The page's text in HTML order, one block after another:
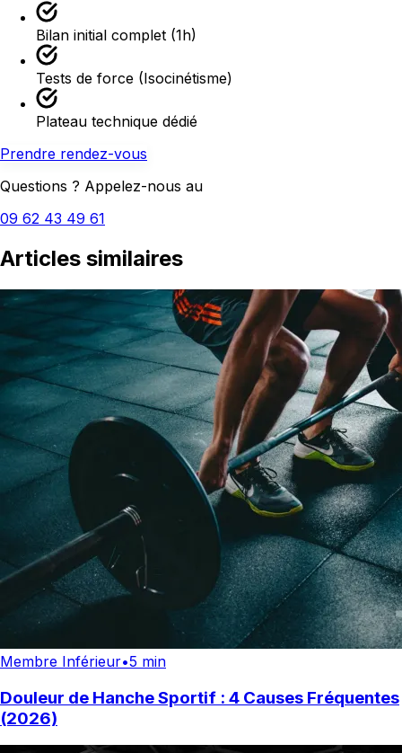
Bilan initial complet (1h)
Tests de force (Isocinétisme)
Plateau technique dédié
Prendre rendez-vous
Questions ? Appelez-nous au
09 62 43 49 61
Articles similaires
Membre Inférieur•5 min
Douleur de Hanche Sportif : 4 Causes Fréquentes
(2026)